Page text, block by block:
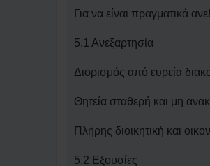
Για να είναι πραγματικά
5.1 Ανεξαρτησία
Διορισμός από ευρεία
Θητεία σταθερή και μη
Πλήρης διοικητική και
5.2 Εξουσίες